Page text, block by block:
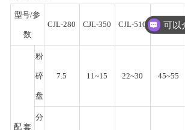
型号/参
数
CJL-280 CJL-350 CJL-510 CJL-760
配 套
粉
碎
盘
7.5 11~15 22~30 45~55
分